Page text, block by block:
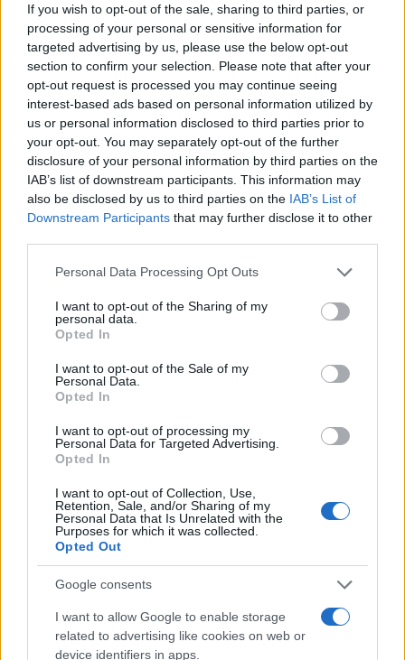
If you wish to opt-out of the sale, sharing to third parties, or
processing of your personal or sensitive information for
targeted advertising by us, please use the below opt-out
section to confirm your selection. Please note that after your
opt-out request is processed you may continue seeing
interest-based ads based on personal information utilized by
us or personal information disclosed to third parties prior to
your opt-out. You may separately opt-out of the further
disclosure of your personal information by third parties on the
IAB’s list of downstream participants. This information may
also be disclosed by us to third parties on the IAB’s List of
Downstream Participants that may further disclose it to other
Please note that this website/app uses one or more Google
not limited to your visit or usage behaviour. You may click to
grant or deny consent to Google and its third-party tags to
use your data for below specified purposes in below Google
consent section.
Personal Data Processing Opt Outs
I want to opt-out of the Sharing of my
personal data.
Opted In
I want to opt-out of the Sale of my
Personal Data.
Opted In
I want to opt-out of processing my
Personal Data for Targeted Advertising.
Opted In
I want to opt-out of Collection, Use,
Retention, Sale, and/or Sharing of my
Personal Data that Is Unrelated with the
Purposes for which it was collected.
Opted Out
Google consents
I want to allow Google to enable storage
related to advertising like cookies on web or
device identifiers in apps.
καθώς και Κεντρική Ελλάδα. Για μικρότερους
αντιδραστήρες (SMRs) και μικροαντιδραστήρες,
που έχουν υψηλότερα σεισμικά όρια και
χρειάζονται λιγότερο νερό ψύξης, οι
δυνατότητες ανοίγουν σε Δυτική Ελλάδα,
Στερεά, Θεσσαλία, Πελοπόννησο και επιλεγμένα
νησιά. Η μελέτη δεν προτείνει συγκεκριμένη
θέση, αλλά λειτουργεί ως βάση για πιο
εξειδικευμένη έρευνα. Αναλυτικά αποτελέσματα
αναμένεται να παρουσιαστούν μετά το καλοκαίρι
σε ειδική εκδήλωση της Athlos Energy.
Οι «πίσω γραμμές» της ιστορικής
Η Ελλάδα έκλεισε το 2025 με ανάπτυξη 2,1%,
επίδοση που για ακόμη μία χρονιά ξεπέρασε τον
μέσο όρο της ΕΕ, ενώ η ανεργία υποχώρησε σε
2009. Πίσω από αυτούς τους αριθμούς,
ωστόσο, κρύβονται και σκιές που αξίζει να
σχολιαστούν. Η μείωση της ανεργίας στο 8,9%
είναι αναμφισβήτητα ιστορική, καθώς μιλάμε για
δωδέκατη συναπτή χρονιά πτώσης. Όμως το
ποσοστό των μακροχρόνια ανέργων εκτινάχθηκε
στο 58% του συνόλου, από 53,5% πέρυσι,